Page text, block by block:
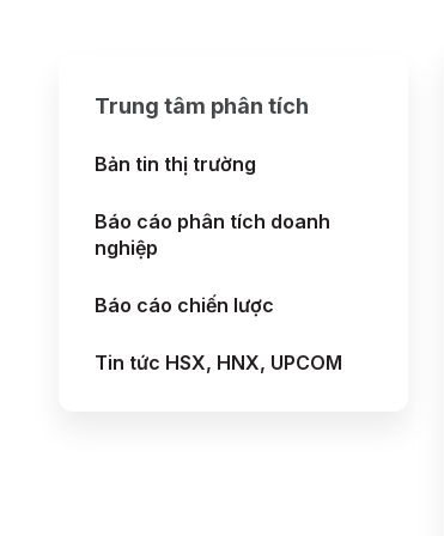
Trung tâm phân tích
Bản tin thị trường
Báo cáo phân tích doanh
nghiệp
Báo cáo chiến lược
Tin tức HSX, HNX, UPCOM